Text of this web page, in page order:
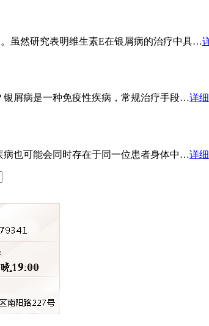
虽然研究表明维生素E在银屑病的治疗中具…
屑病是一种免疫性疾病，常规治疗手段…详
也可能会同时存在于同一位患者身体中…详